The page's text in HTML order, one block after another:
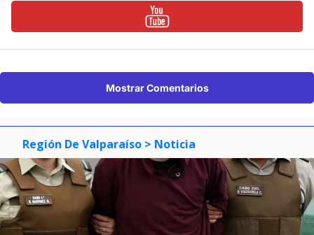
Mostrar Comentarios
Región De Valparaíso > Noticia